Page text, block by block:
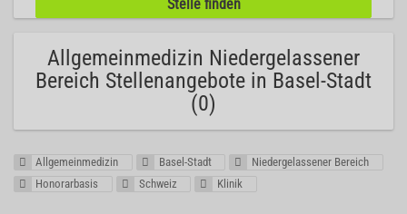
Allgemeinmedizin Niedergelassener
Bereich Stellenangebote in Basel-Stadt
(0)
Allgemeinmedizin Basel-Stadt
Niedergelassener Bereich
Honorarbasis
Schweiz Klinik